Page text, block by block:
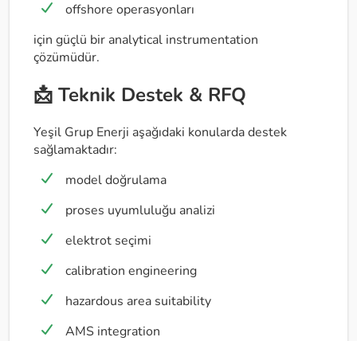
offshore operasyonları
için güçlü bir analytical instrumentation
çözümüdür.
📩 Teknik Destek & RFQ
Yeşil Grup Enerji aşağıdaki konularda destek
sağlamaktadır:
model doğrulama
proses uyumluluğu analizi
elektrot seçimi
calibration engineering
hazardous area suitability
AMS integration